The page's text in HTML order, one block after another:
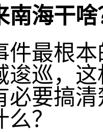
南海干啥
件最根
逡巡，
必要搞
？